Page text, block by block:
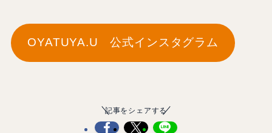
OYATUYA.U 公式インスタグラム
記事をシェアする